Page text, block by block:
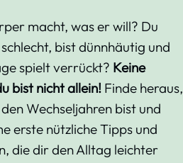
macht, was er will? Du
bist dünnhäutig und
spielt verrückt? Keine
bist nicht allein! Finde heraus,
Wechseljahren bist und
erste nützliche Tipps und
die dir den Alltag leichter